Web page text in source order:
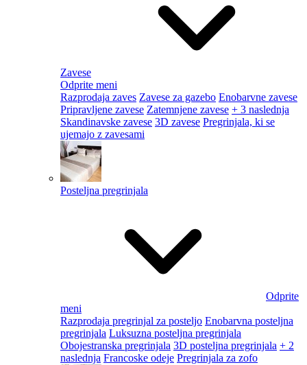
Zavese
Odprite meni
Razprodaja zaves Zavese za gazebo Enobarvne zavese
Pripravljene zavese Zatemnjene zavese + 3 naslednja
Skandinavske zavese 3D zavese Pregrinjala, ki se
ujemajo z zavesami
Posteljna pregrinjala
Odprite
meni
Razprodaja pregrinjal za posteljo Enobarvna posteljna
pregrinjala Luksuzna posteljna pregrinjala
Obojestranska pregrinjala 3D posteljna pregrinjala + 2
naslednja Francoske odeje Pregrinjala za zofo